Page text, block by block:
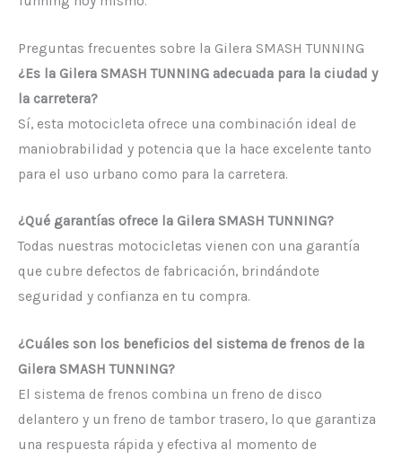
Preguntas frecuentes sobre la Gilera SMASH TUNNING
¿Es la Gilera SMASH TUNNING adecuada para la ciudad y
la carretera?
Sí, esta motocicleta ofrece una combinación ideal de
maniobrabilidad y potencia que la hace excelente tanto
para el uso urbano como para la carretera.
¿Qué garantías ofrece la Gilera SMASH TUNNING?
Todas nuestras motocicletas vienen con una garantía
que cubre defectos de fabricación, brindándote
seguridad y confianza en tu compra.
¿Cuáles son los beneficios del sistema de frenos de la
Gilera SMASH TUNNING?
El sistema de frenos combina un freno de disco
delantero y un freno de tambor trasero, lo que garantiza
una respuesta rápida y efectiva al momento de